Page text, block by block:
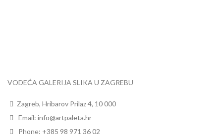
VODEĆA GALERIJA SLIKA U ZAGREBU
Zagreb, Hribarov Prilaz 4, 10 000
Email: info@artpaleta.hr
Phone: +385 98 971 36 02